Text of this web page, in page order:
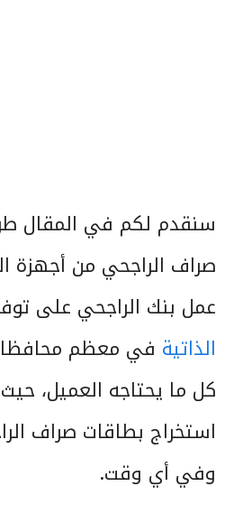
سنقدم لكم في المقال
صراف الراجحي من أجهزة
عمل بنك الراجحي على
الذاتية في معظم
كل ما يحتاجه العميل،
استخراج بطاقات صراف
وفي أي وقت.